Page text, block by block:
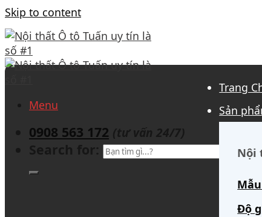
Skip to content
Menu
0908 563 172 (tư vấn 24/7)
Search for:
Trang
Sản
Nội
Độ